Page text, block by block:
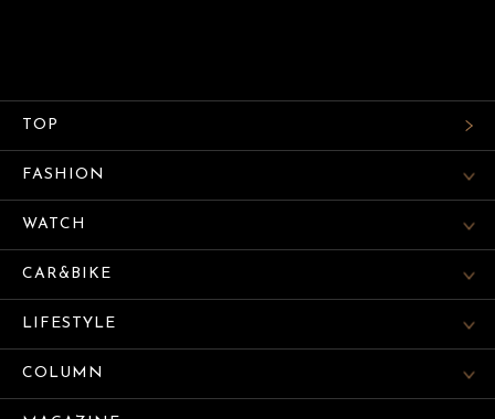
TOP
FASHION
WATCH
CAR&BIKE
LIFESTYLE
COLUMN